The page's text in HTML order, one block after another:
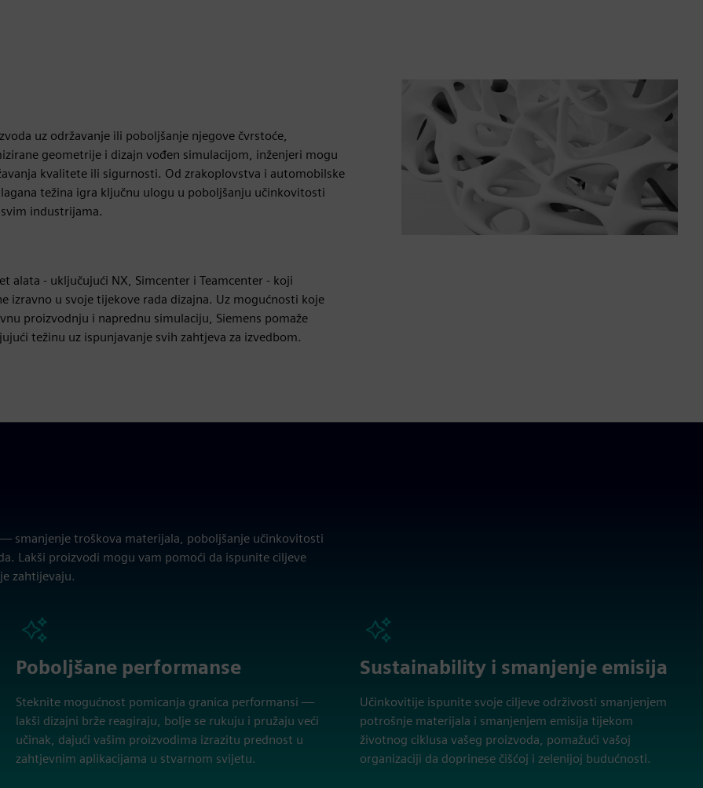
uz održavanje ili poboljšanje njegove čvrstoće,
geometrije i dizajn vođen simulacijom, inženjeri mogu
kvalitete ili sigurnosti. Od zrakoplovstva i automobilske
težina igra ključnu ulogu u poboljšanju učinkovitosti
industrijama.
alata - uključujući NX, Simcenter i Teamcenter - koji
izravno u svoje tijekove rada dizajna. Uz mogućnosti koje
proizvodnju i naprednu simulaciju, Siemens pomaže
težinu uz ispunjavanje svih zahtjeva za izvedbom.
smanjenje troškova materijala, poboljšanje učinkovitosti
Lakši proizvodi mogu vam pomoći da ispunite ciljeve
zahtijevaju.
Poboljšane performanse
Steknite mogućnost pomicanja granica performansi —
lakši dizajni brže reagiraju, bolje se rukuju i pružaju veći
učinak, dajući vašim proizvodima izrazitu prednost u
zahtjevnim aplikacijama u stvarnom svijetu.
Sustainability i smanjenje emisija
Učinkovitije ispunite svoje ciljeve održivosti smanjenjem
potrošnje materijala i smanjenjem emisija tijekom
životnog ciklusa vašeg proizvoda, pomažući vašoj
organizaciji da doprinese čišćoj i zelenijoj budućnosti.